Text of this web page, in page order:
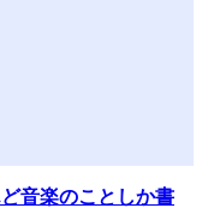
音楽のことしか書